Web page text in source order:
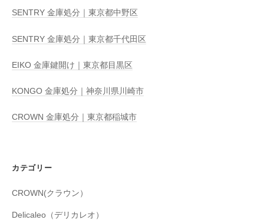
SENTRY 金庫処分｜東京都中野区
SENTRY 金庫処分｜東京都千代田区
EIKO 金庫鍵開け｜東京都目黒区
KONGO 金庫処分｜神奈川県川崎市
CROWN 金庫処分｜東京都稲城市
カテゴリー
CROWN(クラウン）
Delicaleo（デリカレオ）